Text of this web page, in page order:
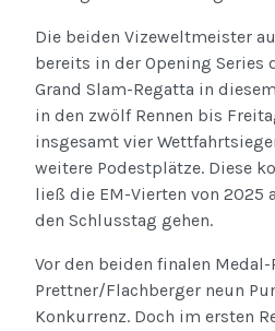
Die beiden Vizeweltmeister
bereits in der Opening Series
Grand Slam-Regatta in
in den zwölf Rennen bis
insgesamt vier
weitere Podestplätze. Diese
ließ die EM-Vierten von 2025
den Schlusstag gehen.
Vor den beiden finalen Medal-
Prettner/Flachberger neun
Konkurrenz. Doch im ersten